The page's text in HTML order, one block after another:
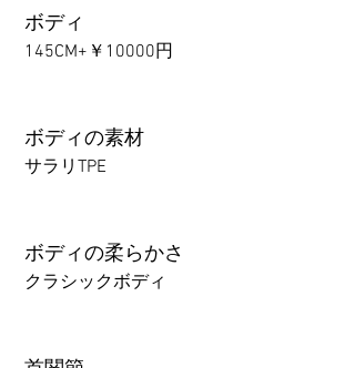
ボディ
145CM+￥10000円
ボディの素材
サラリTPE
ボディの柔らかさ
クラシックボディ